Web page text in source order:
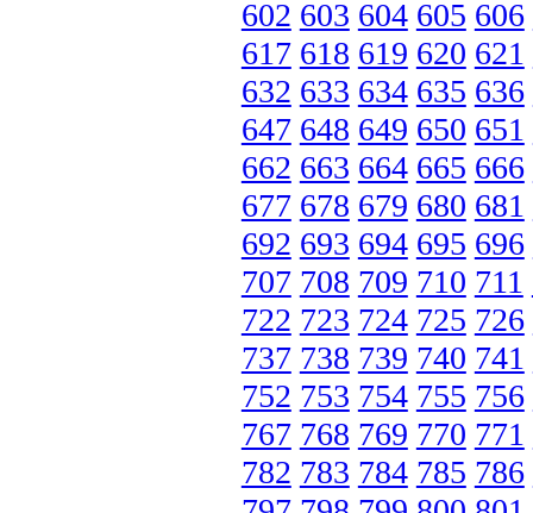
602 603 604 605 606
617 618 619 620 621
632 633 634 635 636
647 648 649 650 651
662 663 664 665 666
677 678 679 680 681
692 693 694 695 696
707 708 709 710 711
722 723 724 725 726
737 738 739 740 741
752 753 754 755 756
767 768 769 770 771
782 783 784 785 786